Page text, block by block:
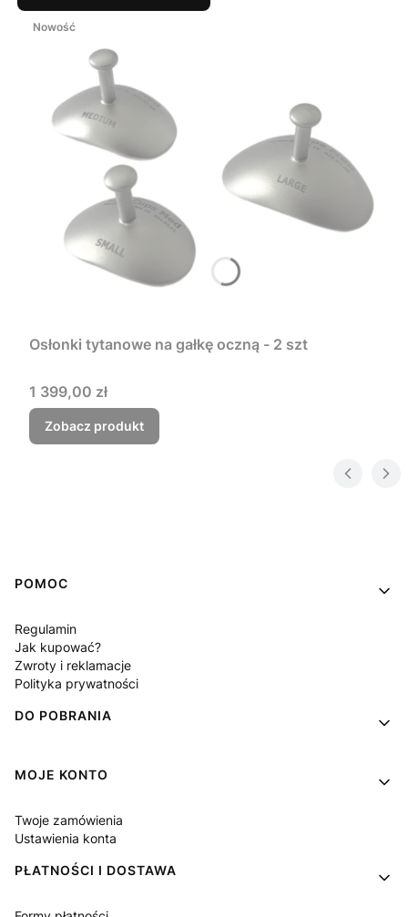
Nowość
Osłonki tytanowe na gałkę oczną - 2 szt
Cena
1 399,00 zł
Zobacz produkt
Linki w stopce
POMOC
Regulamin
Jak kupować?
Zwroty i reklamacje
Polityka prywatności
DO POBRANIA
MOJE KONTO
Twoje zamówienia
Ustawienia konta
PŁATNOŚCI I DOSTAWA